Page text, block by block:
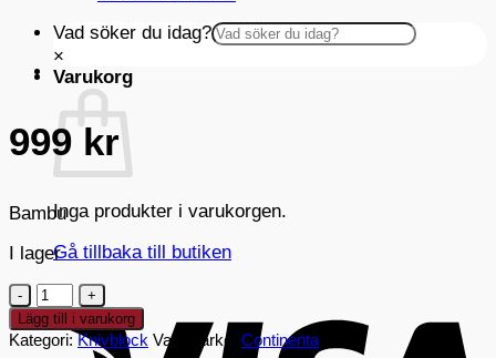
Vad söker du idag?
×
Varukorg
Inga produkter i varukorgen.
Gå tillbaka till butiken
999kr
Bambu
I lager
Antal
Lägg till i varukorg
Kategori:Knivblock Varumärke: Continenta